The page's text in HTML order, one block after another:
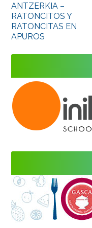
ANTZERKIA –
RATONCITOS Y
RATONCITAS EN
APUROS